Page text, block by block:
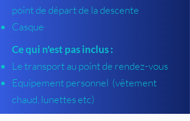
point de départ de la descente
Casque
Ce qui n'est pas inclus :
Le transport au point de rendez-vous
Equipement personnel (vêtement
chaud, lunettes etc)